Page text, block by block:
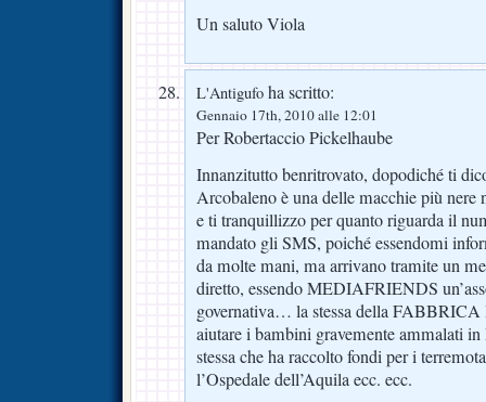
Un saluto Viola
L'Antigufo ha scritto:
Gennaio 17th, 2010 alle 12:01
Per Robertaccio Pickelhaube
Innanzitutto benritrovato, dopodiché ti
Arcobaleno è una delle macchie più nere
e ti tranquillizzo per quanto riguarda il
mandato gli SMS, poiché essendomi
da molte mani, ma arrivano tramite un
diretto, essendo MEDIAFRIENDS
governativa… la stessa della
aiutare i bambini gravemente ammalati
stessa che ha raccolto fondi per i
l’Ospedale dell’Aquila ecc. ecc.